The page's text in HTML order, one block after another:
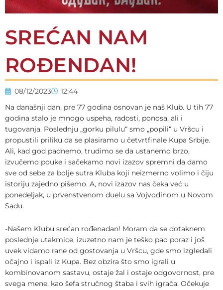
SREĆAN NAM
ROĐENDAN!
08/12/2023
12:44
Na današnji dan, pre 77 godina osnovan je naš Klub. U tih 77
godina stalo je mnogo uspeha, radosti, ponosa, ali i
tugovanja. Poslednju „gorku pilulu“ smo „popili“ u Vršcu i
propustili priliku da se plasiramo u četvrtfinale Kupa Srbije.
Ali, kad god padnemo, trudimo se da ustanemo brzo,
izvučemo pouke i sačekamo novi izazov spremni da damo
sve od sebe za bolje sutra Kluba koji neizmerno volimo i čiju
istoriju zajedno pišemo. A, novi izazov nas čeka već u
ponedeljak, u prvenstvenom duelu sa Vojvodinom u Novom
Sadu.
-Našem Klubu srećan rođenadan! Moram da se dotaknem
poslednje utakmice, izuzetno nam je teško pao poraz i još
uvek vidamo rane od gostovanja u Vršcu, gde smo izgledali
očajno i ispali iz Kupa. Bez obzira što smo igrali u
kombinovanom sastavu, ostaje žal i ostaje odgovornost, pre
svega mene, kao šefa stručnog štaba i svih igrača. Očekuje